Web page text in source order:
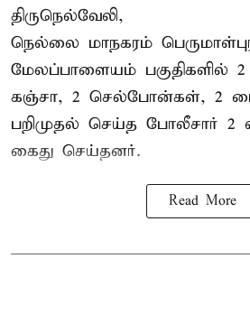
திருநெல்வேலி,
நெல்லை மாநகரம்
மேலப்பாளையம் பகுதிகளில் 2
கஞ்சா, 2 செல்போன்கள், 2
பறிமுதல் செய்த போலீசார் 2
கைது செய்தனர்.
Read More